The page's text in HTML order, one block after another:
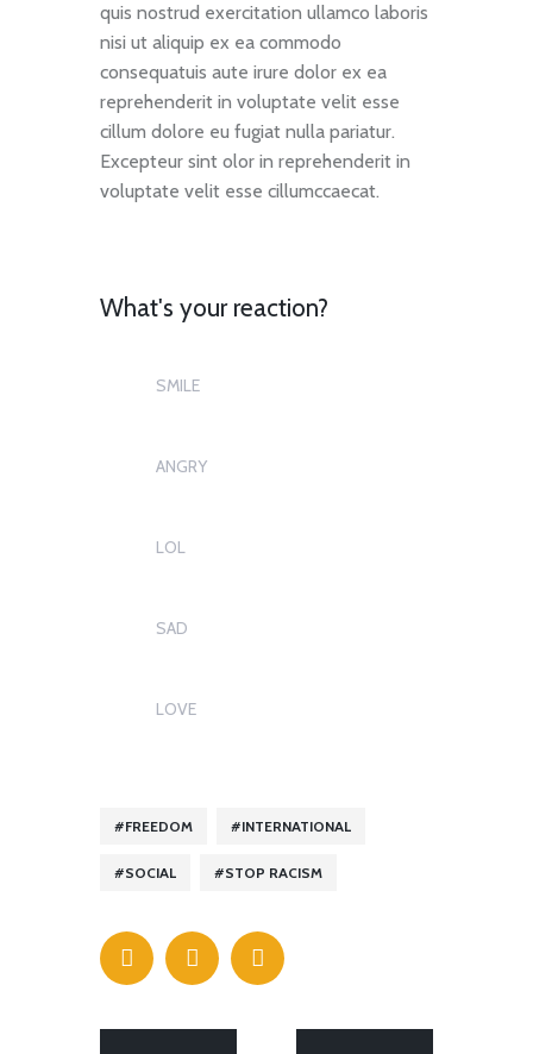
quis nostrud exercitation ullamco laboris
nisi ut aliquip ex ea commodo
consequatuis aute irure dolor ex ea
reprehenderit in voluptate velit esse
cillum dolore eu fugiat nulla pariatur.
Excepteur sint olor in reprehenderit in
voluptate velit esse cillumccaecat.
What's your reaction?
SMILE
ANGRY
LOL
SAD
LOVE
FREEDOM INTERNATIONAL
SOCIAL STOP RACISM